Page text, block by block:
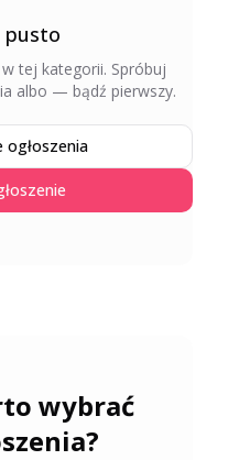
pusto
tej kategorii. Spróbuj
albo — bądź pierwszy.
ogłoszenia
wybrać